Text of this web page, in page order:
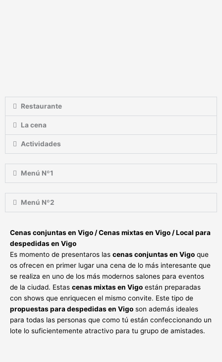
Restaurante
La cena
Actividades
Menú Nº1
Menú Nº2
Cenas conjuntas en Vigo / Cenas mixtas en Vigo / Local para
despedidas en Vigo
Es momento de presentaros las cenas conjuntas en Vigo que
os ofrecen en primer lugar una cena de lo más interesante que
se realiza en uno de los más modernos salones para eventos
de la ciudad. Estas cenas mixtas en Vigo están preparadas
con shows que enriquecen el mismo convite. Este tipo de
propuestas para despedidas en Vigo son además ideales
para todas las personas que como tú están confeccionando un
lote lo suficientemente atractivo para tu grupo de amistades.